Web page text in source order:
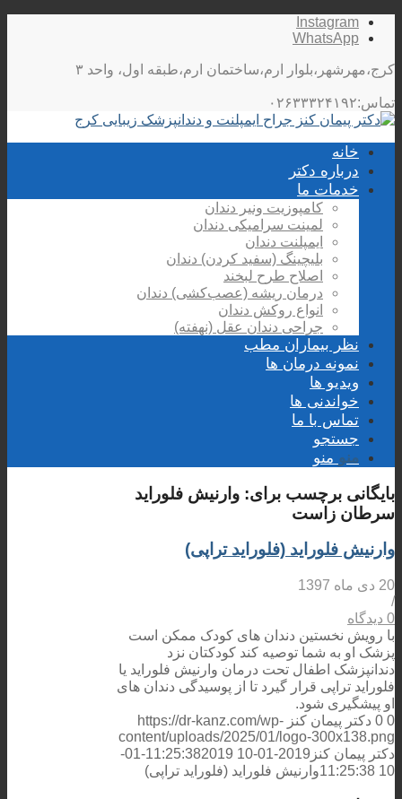
Instagram
WhatsApp
کرج،مهرشهر،بلوار ارم،ساختمان ارم،طبقه اول، واحد ۳
تماس:۰۲۶۳۳۳۲۴۱۹۲
خانه
درباره دکتر
خدمات ما
کامپوزیت ونیر دندان
لمینت سرامیکی دندان
ایمپلنت دندان
بلیچینگ (سفید کردن) دندان
اصلاح طرح لبخند
درمان ریشه (عصب‌کشی) دندان
انواع روکش دندان
جراحی دندان عقل (نهفته)
نظر بیماران مطب
نمونه درمان ها
ویدیو ها
خواندنی ها
تماس با ما
جستجو
منو منو
بایگانی برچسب برای: وارنیش فلوراید
سرطان زاست
وارنیش فلوراید (فلوراید تراپی)
20 دی ماه 1397
/
0 دیدگاه
با رویش نخستین دندان های کودک ممکن است
پزشک او به شما توصیه کند کودکتان نزد
دندانپزشک اطفال تحت درمان وارنیش فلوراید یا
فلوراید تراپی قرار گیرد تا از پوسیدگی دندان های
او پیشگیری شود.
0
0 دکتر پیمان کنز https://dr-kanz.com/wp-
content/uploads/2025/01/logo-300x138.png
دکتر پیمان کنز 2019-01-10 11:25:38
2019-01-
10 11:25:38
وارنیش فلوراید (فلوراید تراپی)